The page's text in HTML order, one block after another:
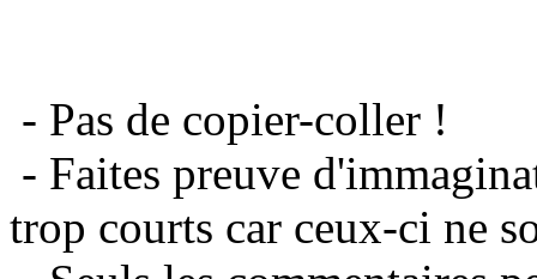
- Pas de copier-coller !
- Faites preuve
trop courts car ceux-ci ne